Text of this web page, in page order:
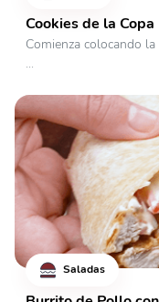
Cookies de la Copa
Comienza colocando
...
Saladas